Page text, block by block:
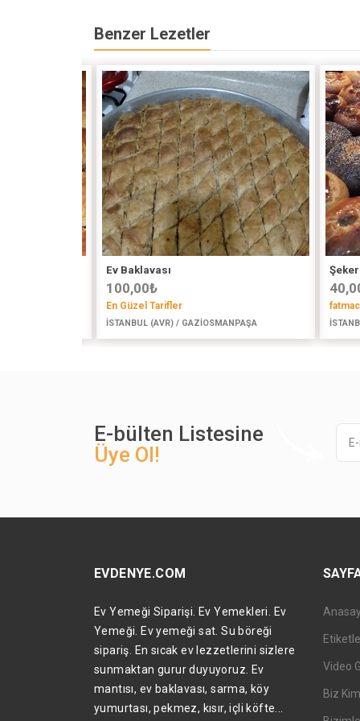
Benzer Lezetler
Ev Baklavası
100,00₺
En Güzel Tarifler
İSTANBUL (AVR) / GAZİOSMANPAŞA
E-bülten Listesine
Üye Ol!
EVDENYE.COM
Ev Yemeği Siparişi. Ev Yemekleri. Ev
Yemeği. Ev yemeği sat. Su böreği
sipariş. En sıcak ev lezzetlerini sizlere
sunmaktan gurur duyuyoruz. Ev
mantısı, ev baklavası, sarma, köy
yumurtası, pekmez, kısır, içli köfte...
Video
Biz